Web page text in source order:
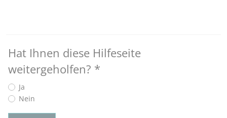
Hat Ihnen diese Hilfeseite
weitergeholfen? *
Ja
Nein